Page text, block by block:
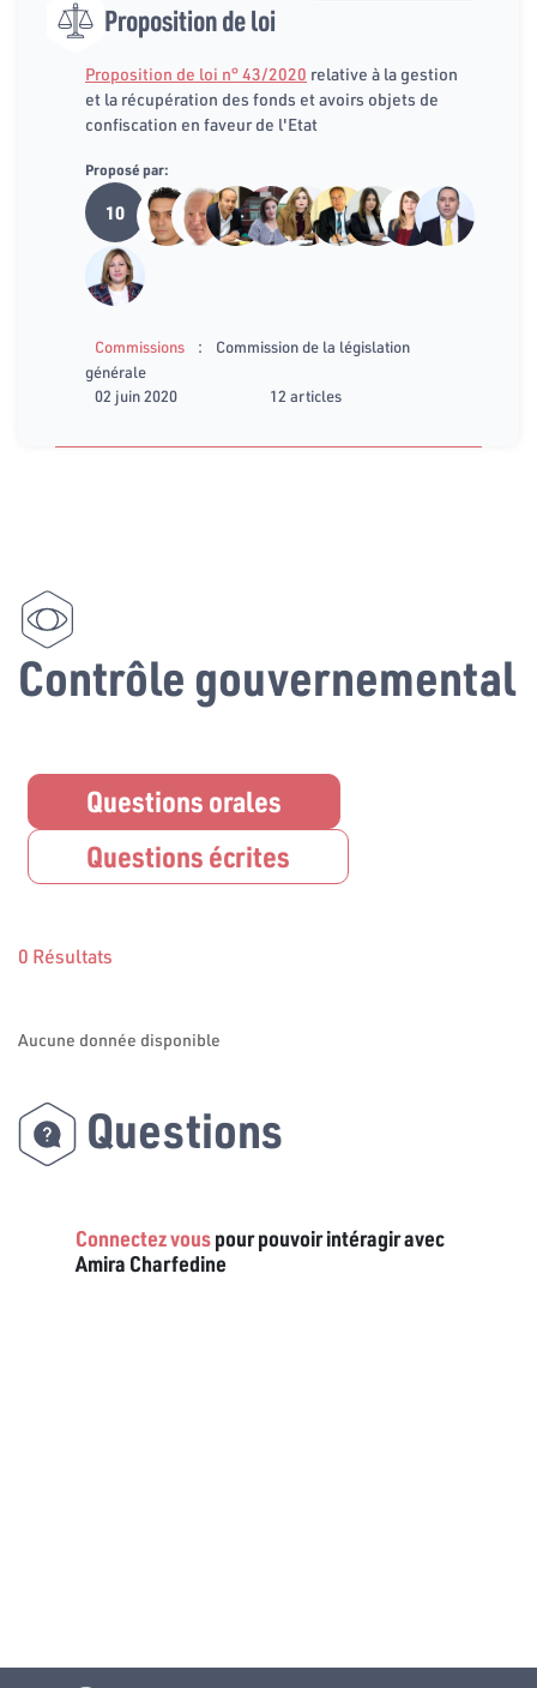
Proposition de loi
Proposition de loi n° 43/2020 relative à la gestion
et la récupération des fonds et avoirs objets de
confiscation en faveur de l'Etat
Proposé par:
10
Commissions :
Commission de la législation
générale
02 juin 2020
12 articles
Contrôle gouvernemental
Questions orales
Questions écrites
0 Résultats
Aucune donnée disponible
Questions
Connectez vouspour pouvoir intéragir avec
Amira Charfedine